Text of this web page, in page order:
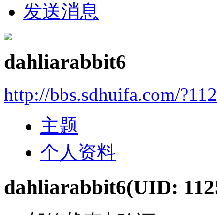
发送消息
dahliarabbit6
http://bbs.sdhuifa.com/
主题
个人资料
dahliarabbit6(UID: